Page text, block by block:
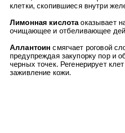
клетки, скопившиеся внутри
Лимонная кислотаоказывает
очищающее и отбеливающее
Аллантоин смягчает роговой
предупреждая закупорку пор и
черных точек. Регенерирует
заживление кожи.